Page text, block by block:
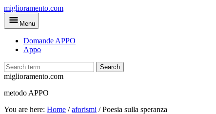
Skip
to
main
miglioramento.com
Menu
Domande APPO
Appo
Search
miglioramento.com
metodo APPO
You are here: Home /aforismi /Poesia sulla speranza